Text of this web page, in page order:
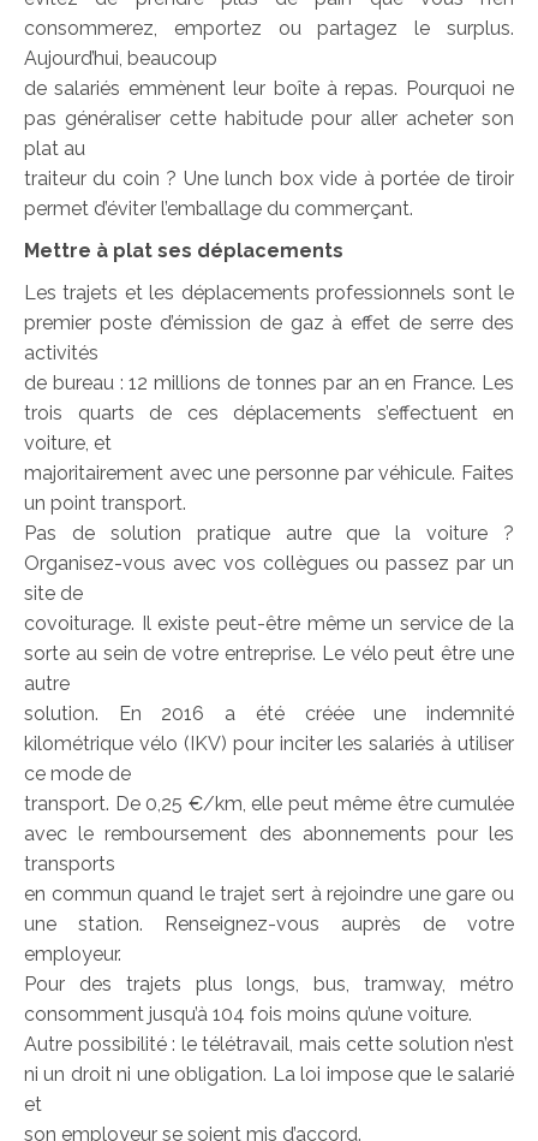
consommerez, emportez ou partagez le surplus.
Aujourd’hui, beaucoup
de salariés emmènent leur boîte à repas. Pourquoi ne
pas généraliser cette habitude pour aller acheter son
plat au
traiteur du coin ? Une lunch box vide à portée de tiroir
permet d’éviter l’emballage du commerçant.
Mettre à plat ses déplacements
Les trajets et les déplacements professionnels sont le
premier poste d’émission de gaz à effet de serre des
activités
de bureau : 12 millions de tonnes par an en France. Les
trois quarts de ces déplacements s’effectuent en
voiture, et
majoritairement avec une personne par véhicule. Faites
un point transport.
Pas de solution pratique autre que la voiture ?
Organisez-vous avec vos collègues ou passez par un
site de
covoiturage. Il existe peut-être même un service de la
sorte au sein de votre entreprise. Le vélo peut être une
autre
solution. En 2016 a été créée une indemnité
kilométrique vélo (IKV) pour inciter les salariés à utiliser
ce mode de
transport. De 0,25 €/km, elle peut même être cumulée
avec le remboursement des abonnements pour les
transports
en commun quand le trajet sert à rejoindre une gare ou
une station. Renseignez-vous auprès de votre
employeur.
Pour des trajets plus longs, bus, tramway, métro
consomment jusqu’à 104 fois moins qu’une voiture.
Autre possibilité : le télétravail, mais cette solution n’est
ni un droit ni une obligation. La loi impose que le salarié
et
son employeur se soient mis d’accord.